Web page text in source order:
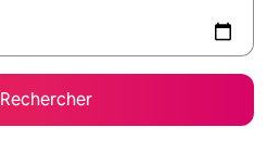
Rechercher